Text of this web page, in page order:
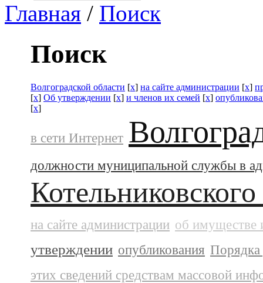
Главная / Поиск
Поиск
Волгоградской области [x] на сайте администрации [x]
[x] Об утверждении [x] и членов их семей [x]
[x]
в сети Интернет
должности муниципальной службы в
на сайте администрации об имуществе
утверждении опубликования Порядка
этих сведений средствам массовой